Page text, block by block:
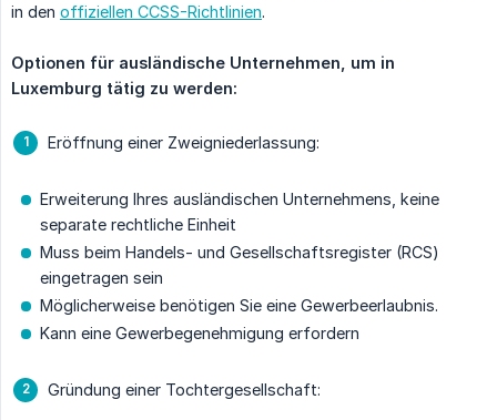
in den offiziellen CCSS-Richtlinien.
Optionen für ausländische Unternehmen, um in
Luxemburg tätig zu werden:
Eröffnung einer Zweigniederlassung:
Erweiterung Ihres ausländischen Unternehmens, keine
separate rechtliche Einheit
Muss beim Handels- und Gesellschaftsregister (RCS)
eingetragen sein
Möglicherweise benötigen Sie eine Gewerbeerlaubnis.
Kann eine Gewerbegenehmigung erfordern
Gründung einer Tochtergesellschaft: